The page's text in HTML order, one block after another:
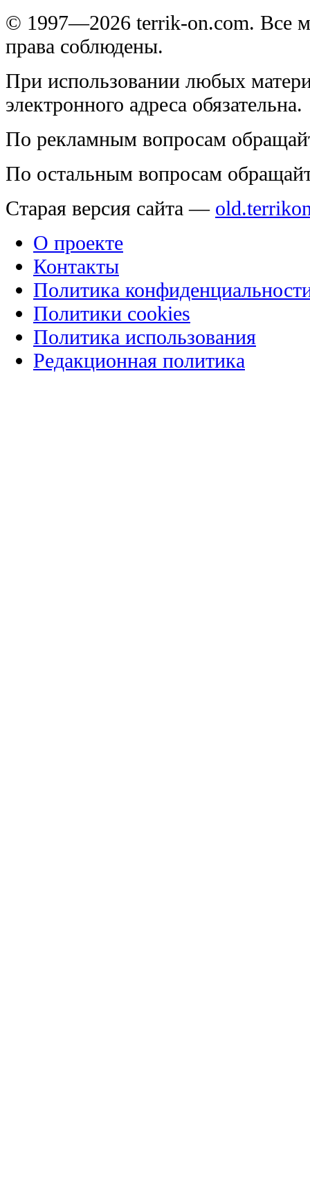
© 1997—2026 terrik-on.com. Все
права соблюдены.
При использовании любых
электронного адреса обязательна.
По рекламным вопросам
По остальным вопросам
Старая версия сайта —
О проекте
Контакты
Политика
Политики cookies
Политика использования
Редакционная политика